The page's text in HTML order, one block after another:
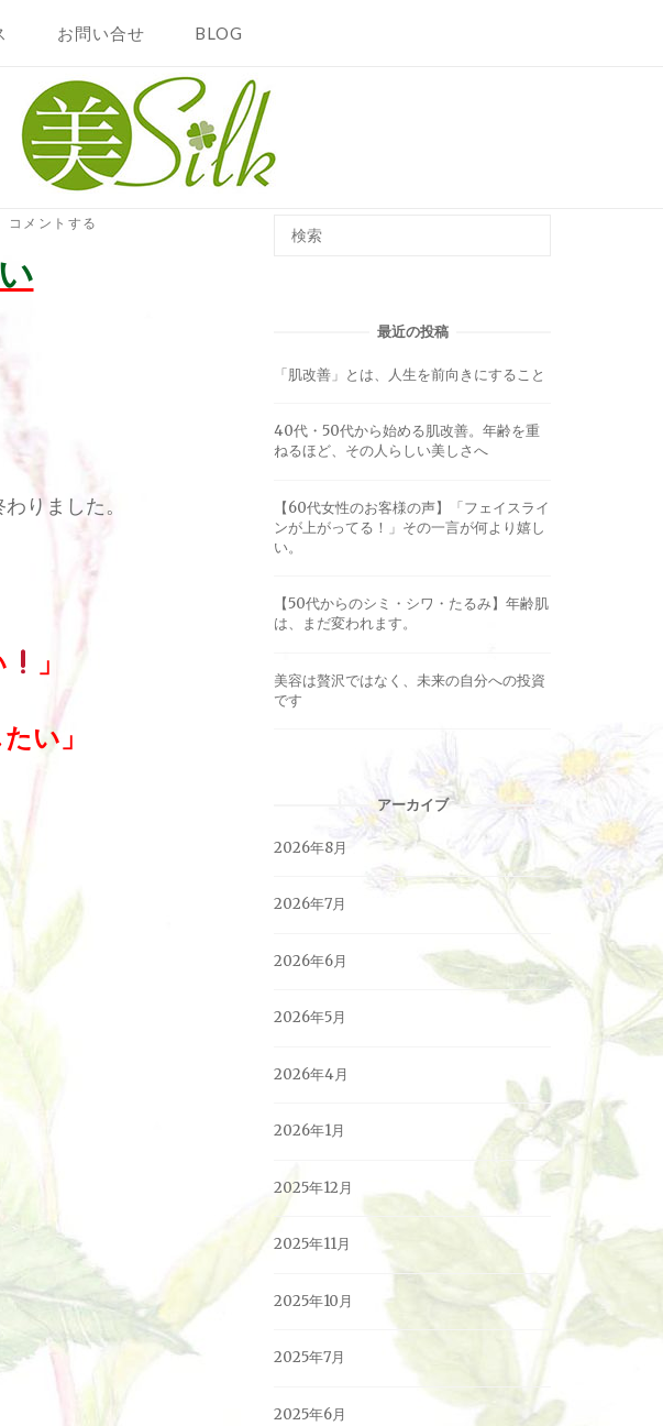
お問い合せ BLOG
コメントする
りました。
」
い」
最近の投稿
「肌改善」とは、人生を前向きにすること
40代・50代から始める肌改善。年齢を重
ねるほど、その人らしい美しさへ
【60代女性のお客様の声】「フェイスライ
ンが上がってる！」その一言が何より嬉し
い。
【50代からのシミ・シワ・たるみ】年齢肌
は、まだ変われます。
美容は贅沢ではなく、未来の自分への投資
です
アーカイブ
2026年8月
2026年7月
2026年6月
2026年5月
2026年4月
2026年1月
2025年12月
2025年11月
2025年10月
2025年7月
2025年6月